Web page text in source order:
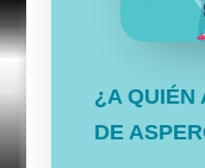
¿A QUIÉN
DE